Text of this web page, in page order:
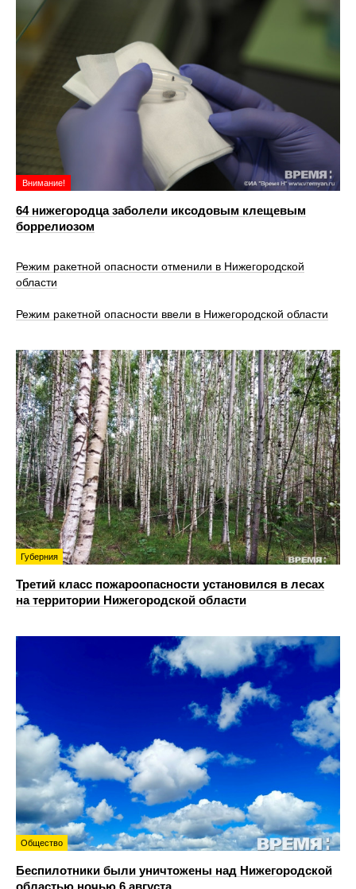
Внимание!
64 нижегородца заболели иксодовым клещевым
боррелиозом
Режим ракетной опасности отменили в Нижегородской
области
Режим ракетной опасности ввели в Нижегородской области
Губерния
Третий класс пожароопасности установился в лесах
на территории Нижегородской области
Общество
Беспилотники были уничтожены над Нижегородской
областью ночью 6 августа